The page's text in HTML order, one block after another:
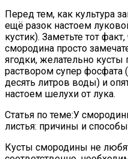
Перед тем, как культура
ещё разок настоем
кустик). Заметьте тот
смородина просто
ягодки, желательно
раствором супер
десять литров воды) и
настоем шелухи от лука.
Статья по теме:У
листья: причины и
Кусты смородины не